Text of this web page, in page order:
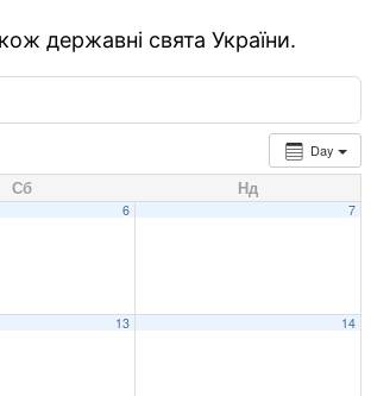
державні свята України.
Day
Сб Нд
6 7
13 14